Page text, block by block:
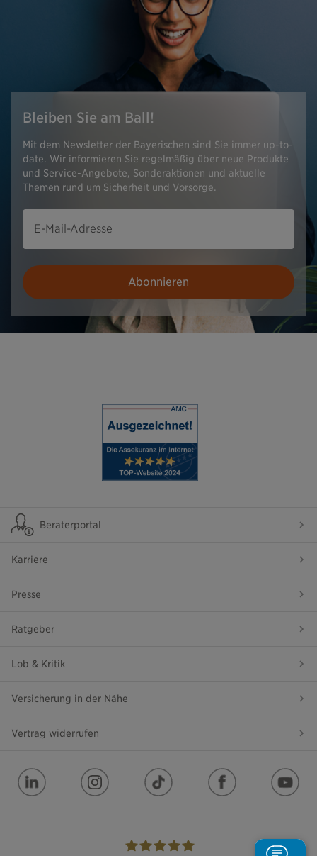
Bleiben Sie am Ball!
Mit dem Newsletter der Bayerischen sind Sie immer up-to-
date. Wir informieren Sie regelmäßig über neue Produkte
und Service-Angebote, Sonderaktionen und aktuelle
Themen rund um Sicherheit und Vorsorge.
E-Mail-Adresse
Abonnieren
Beraterportal
Karriere
Presse
Ratgeber
Lob & Kritik
Versicherung in der Nähe
Vertrag widerrufen